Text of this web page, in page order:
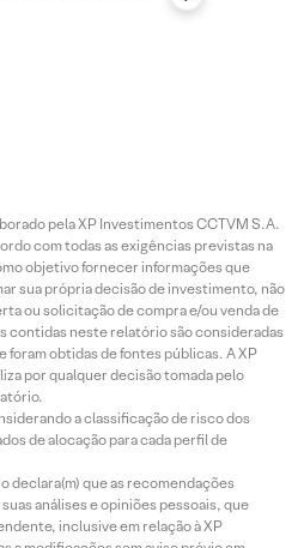
pela XP Investimentos CCTVM S.A.
com todas as exigências previstas na
objetivo fornecer informações que
sua própria decisão de investimento, não
ou solicitação de compra e/ou venda de
contidas neste relatório são consideradas
foram obtidas de fontes públicas. A XP
por qualquer decisão tomada pelo
a classificação de risco dos
de alocação para cada perfil de
declara(m) que as recomendações
análises e opiniões pessoais, que
inclusive em relação à XP